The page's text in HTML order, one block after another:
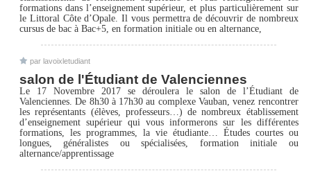
formations dans l’enseignement supérieur, et plus particulièrement sur
le Littoral Côte d’Opale. Il vous permettra de découvrir de nombreux
cursus de bac à Bac+5, en formation initiale ou en alternance,
par lavoixletudiant
salon de l'Étudiant de Valenciennes
Le 17 Novembre 2017 se déroulera le salon de l’Étudiant de
Valenciennes. De 8h30 à 17h30 au complexe Vauban, venez rencontrer
les représentants (élèves, professeurs…) de nombreux établissement
d’enseignement supérieur qui vous informerons sur les différentes
formations, les programmes, la vie étudiante… Études courtes ou
longues, généralistes ou spécialisées, formation initiale ou
alternance/apprentissage